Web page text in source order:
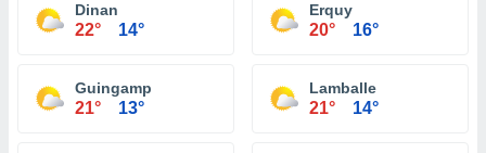
Dinan
22° 14°
Erquy
20° 16°
Guingamp
21° 13°
Lamballe
21° 14°